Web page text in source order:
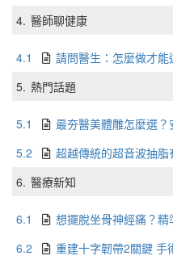
4. 醫師聊健康
4.1
請問醫生：怎麼做才能
5. 熱門話題
5.1
最夯醫美體雕怎麼選
5.2
超越傳統的超音波抽脂
6. 醫療新知
6.1
想擺脫坐骨神經痛？
6.2
重建十字韌帶2關鍵 手